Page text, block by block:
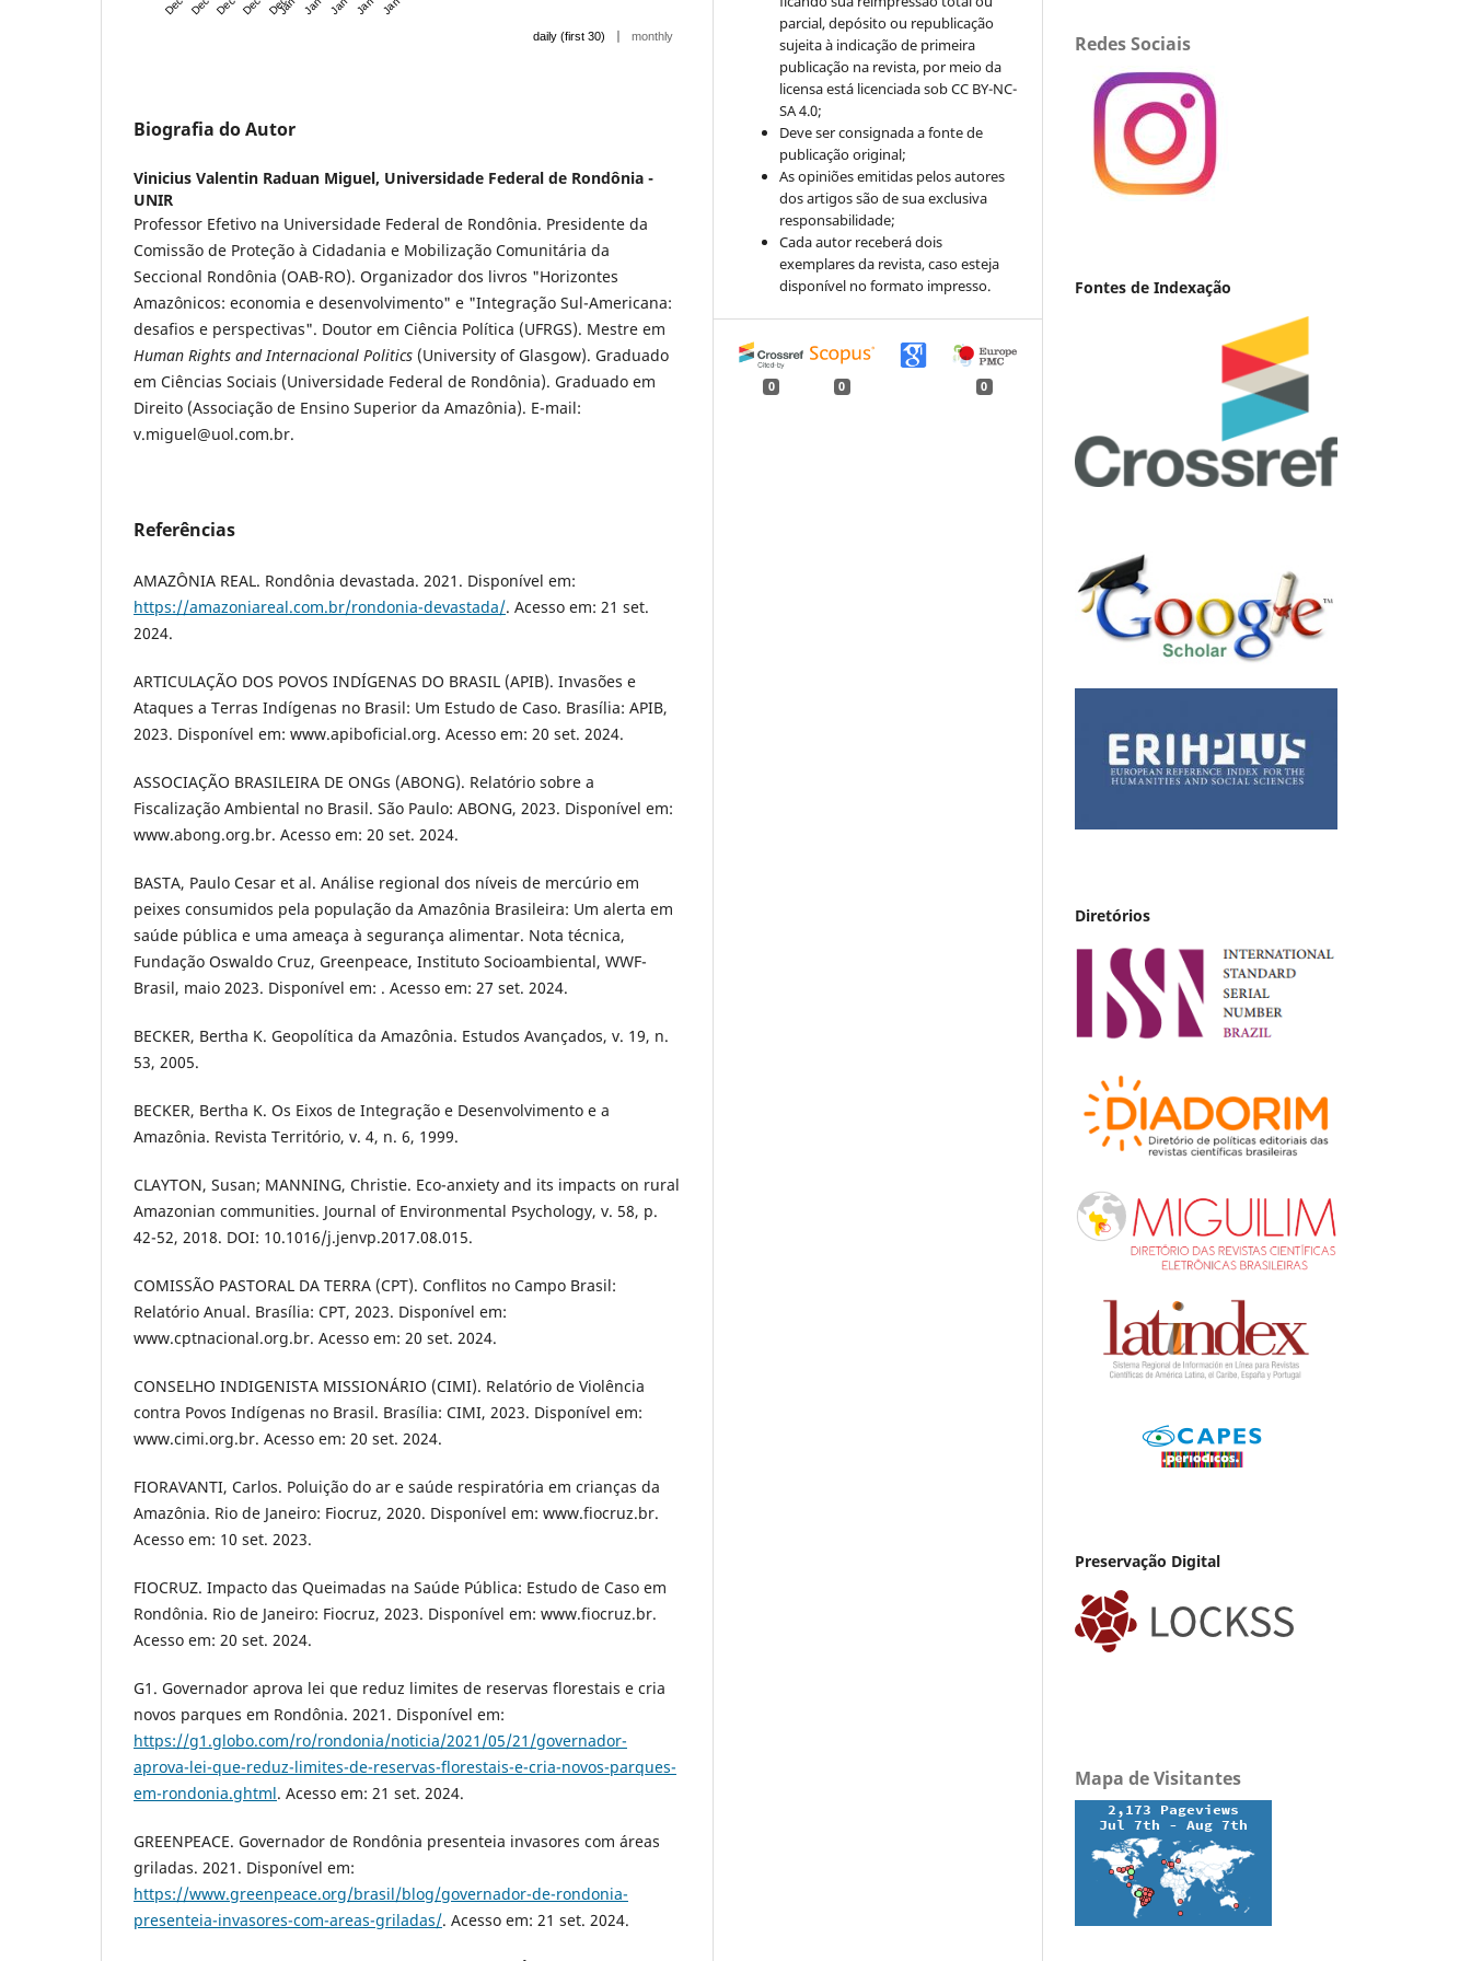
daily (first 30) | monthly
Biografia do Autor
Vinicius Valentin Raduan Miguel, Universidade Federal de Rondônia -
UNIR
Professor Efetivo na Universidade Federal de Rondônia. Presidente da
Comissão de Proteção à Cidadania e Mobilização Comunitária da
Seccional Rondônia (OAB-RO). Organizador dos livros "Horizontes
Amazônicos: economia e desenvolvimento" e "Integração Sul-Americana:
desafios e perspectivas". Doutor em Ciência Política (UFRGS). Mestre em
Human Rights and Internacional Politics (University of Glasgow). Graduado
em Ciências Sociais (Universidade Federal de Rondônia). Graduado em
Direito (Associação de Ensino Superior da Amazônia). E-mail:
v.miguel@uol.com.br.
Referências
AMAZÔNIA REAL. Rondônia devastada. 2021. Disponível em:
https://amazoniareal.com.br/rondonia-devastada/. Acesso em: 21 set.
2024.
ARTICULAÇÃO DOS POVOS INDÍGENAS DO BRASIL (APIB). Invasões e
Ataques a Terras Indígenas no Brasil: Um Estudo de Caso. Brasília: APIB,
2023. Disponível em: www.apiboficial.org. Acesso em: 20 set. 2024.
ASSOCIAÇÃO BRASILEIRA DE ONGs (ABONG). Relatório sobre a
Fiscalização Ambiental no Brasil. São Paulo: ABONG, 2023. Disponível em:
www.abong.org.br. Acesso em: 20 set. 2024.
BASTA, Paulo Cesar et al. Análise regional dos níveis de mercúrio em
peixes consumidos pela população da Amazônia Brasileira: Um alerta em
saúde pública e uma ameaça à segurança alimentar. Nota técnica,
Fundação Oswaldo Cruz, Greenpeace, Instituto Socioambiental, WWF-
Brasil, maio 2023. Disponível em: . Acesso em: 27 set. 2024.
BECKER, Bertha K. Geopolítica da Amazônia. Estudos Avançados, v. 19, n.
53, 2005.
BECKER, Bertha K. Os Eixos de Integração e Desenvolvimento e a
Amazônia. Revista Território, v. 4, n. 6, 1999.
CLAYTON, Susan; MANNING, Christie. Eco-anxiety and its impacts on rural
Amazonian communities. Journal of Environmental Psychology, v. 58, p.
42-52, 2018. DOI: 10.1016/j.jenvp.2017.08.015.
COMISSÃO PASTORAL DA TERRA (CPT). Conflitos no Campo Brasil:
Relatório Anual. Brasília: CPT, 2023. Disponível em:
www.cptnacional.org.br. Acesso em: 20 set. 2024.
CONSELHO INDIGENISTA MISSIONÁRIO (CIMI). Relatório de Violência
contra Povos Indígenas no Brasil. Brasília: CIMI, 2023. Disponível em:
www.cimi.org.br. Acesso em: 20 set. 2024.
FIORAVANTI, Carlos. Poluição do ar e saúde respiratória em crianças da
Amazônia. Rio de Janeiro: Fiocruz, 2020. Disponível em: www.fiocruz.br.
Acesso em: 10 set. 2023.
FIOCRUZ. Impacto das Queimadas na Saúde Pública: Estudo de Caso em
Rondônia. Rio de Janeiro: Fiocruz, 2023. Disponível em: www.fiocruz.br.
Acesso em: 20 set. 2024.
G1. Governador aprova lei que reduz limites de reservas florestais e cria
novos parques em Rondônia. 2021. Disponível em:
https://g1.globo.com/ro/rondonia/noticia/2021/05/21/governador-
aprova-lei-que-reduz-limites-de-reservas-florestais-e-cria-novos-parques-
em-rondonia.ghtml. Acesso em: 21 set. 2024.
GREENPEACE. Governador de Rondônia presenteia invasores com áreas
griladas. 2021. Disponível em:
https://www.greenpeace.org/brasil/blog/governador-de-rondonia-
presenteia-invasores-com-areas-griladas/. Acesso em: 21 set. 2024.
parcial, depósito ou republicação
sujeita à indicação de primeira
publicação na revista, por meio da
licensa está licenciada sob CC BY-NC-
SA 4.0;
Deve ser consignada a fonte de
publicação original;
As opiniões emitidas pelos autores
dos artigos são de sua exclusiva
responsabilidade;
Cada autor receberá dois
exemplares da revista, caso esteja
disponível no formato impresso.
0 0 0
Redes Sociais
Fontes de Indexação
Diretórios
Preservação Digital
Mapa de Visitantes